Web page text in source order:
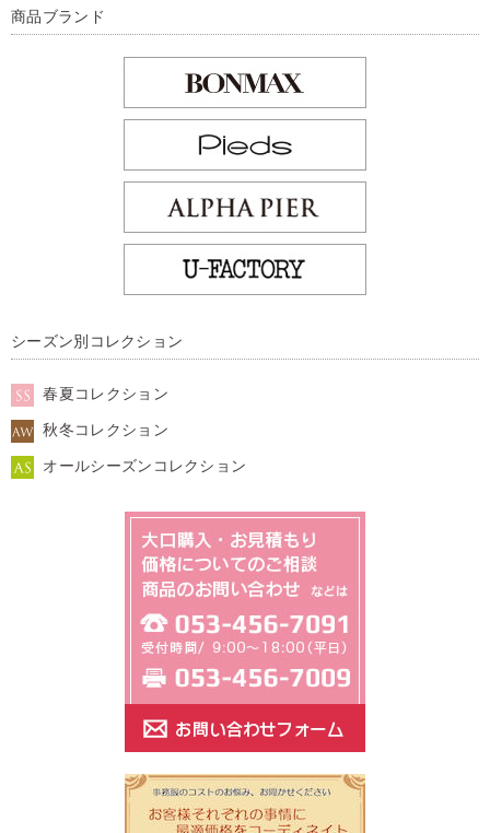
商品ブランド
シーズン別コレクション
春夏コレクション
秋冬コレクション
オールシーズンコレクション